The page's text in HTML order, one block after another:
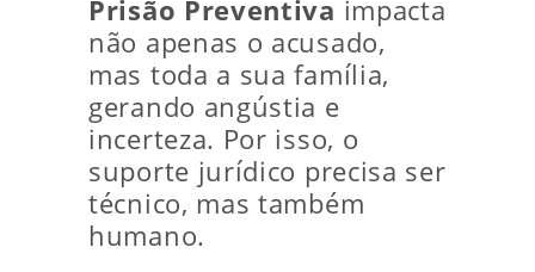
Prisão Preventiva impacta
não apenas o acusado,
mas toda a sua família,
gerando angústia e
incerteza. Por isso, o
suporte jurídico precisa ser
técnico, mas também
humano.